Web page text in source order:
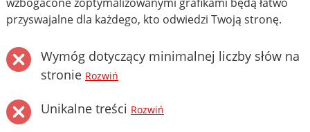
przyswajalne dla każdego, kto odwiedzi Twoją stronę.
Wymóg dotyczący minimalnej liczby słów na
stronie Rozwiń
Unikalne treści Rozwiń